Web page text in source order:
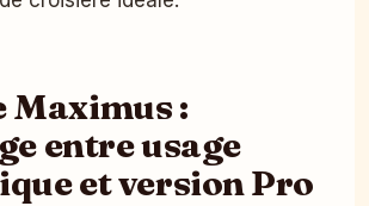
Maximus :
entre usage
et version Pro